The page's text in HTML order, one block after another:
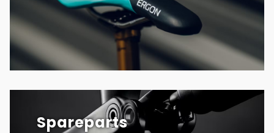
Spareparts